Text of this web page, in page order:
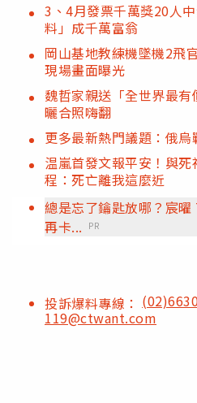
3、4月發票千萬獎20人
料」成千萬富翁
岡山基地教練機墜機2飛
現場畫面曝光
魏哲家親送「全世界最
曬合照嗨翻
更多最新熱門議題：俄烏
温嵐首發文報平安！與
程：死亡離我這麼近
總是忘了鑰匙放哪？宸
再卡...
PR
投訴爆料專線：
119@ctwant.com